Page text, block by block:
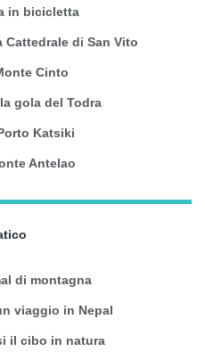
in bicicletta
Cattedrale di San Vito
Cinto
gola del Todra
Katsiki
Antelao
di montagna
viaggio in Nepal
il cibo in natura